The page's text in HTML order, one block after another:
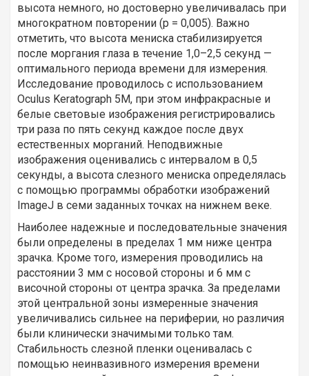
высота немного, но достоверно увеличивалась при
многократном повторении (p = 0,005). Важно
отметить, что высота мениска стабилизируется
после моргания глаза в течение 1,0–2,5 секунд —
оптимального периода времени для измерения.
Исследование проводилось с использованием
Oculus Keratograph 5M, при этом инфракрасные и
белые световые изображения регистрировались
три раза по пять секунд каждое после двух
естественных морганий. Неподвижные
изображения оценивались с интервалом в 0,5
секунды, а высота слезного мениска определялась
с помощью программы обработки изображений
ImageJ в семи заданных точках на нижнем веке.
Наиболее надежные и последовательные значения
были определены в пределах 1 мм ниже центра
зрачка. Кроме того, измерения проводились на
расстоянии 3 мм с носовой стороны и 6 мм с
височной стороны от центра зрачка. За пределами
этой центральной зоны измеренные значения
увеличивались сильнее на периферии, но различия
были клинически значимыми только там.
Стабильность слезной пленки оценивалась с
помощью неинвазивного измерения времени